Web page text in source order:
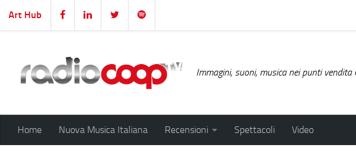
Salta al contenuto
Art Hub
Immagini, suoni, musica nei punti vendita
Home Nuova Musica Italiana Recensioni Spettacoli Video